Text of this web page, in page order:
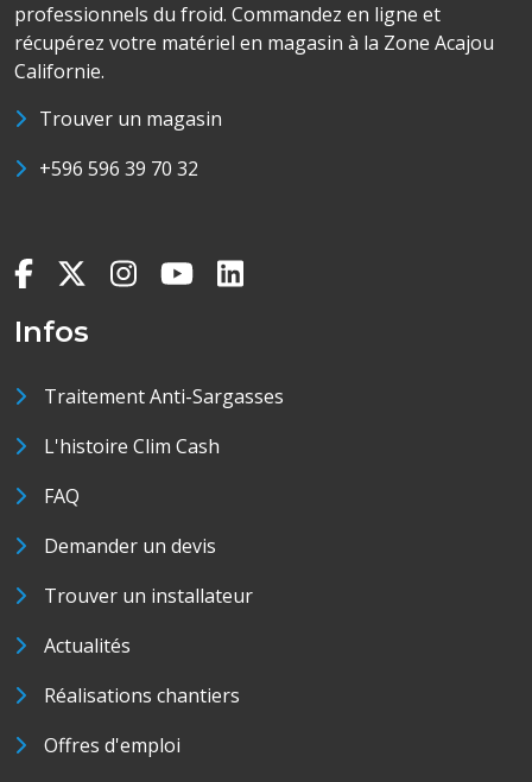
professionnels du froid. Commandez en ligne et
récupérez votre matériel en magasin à la Zone Acajou
Californie.
Trouver un magasin
+596 596 39 70 32
Infos
Traitement Anti-Sargasses
L'histoire Clim Cash
FAQ
Demander un devis
Trouver un installateur
Actualités
Réalisations chantiers
Offres d'emploi